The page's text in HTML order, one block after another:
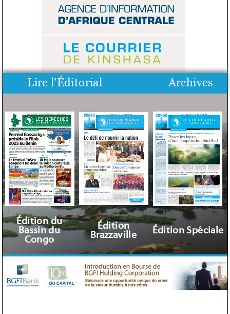
Lire l'Éditorial Archives
Édition du
Bassin du
Congo
Édition
Brazzaville
Édition Spéciale